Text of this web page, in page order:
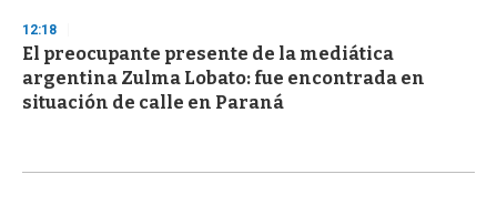
12:18
El preocupante presente de la mediática
argentina Zulma Lobato: fue encontrada en
situación de calle en Paraná